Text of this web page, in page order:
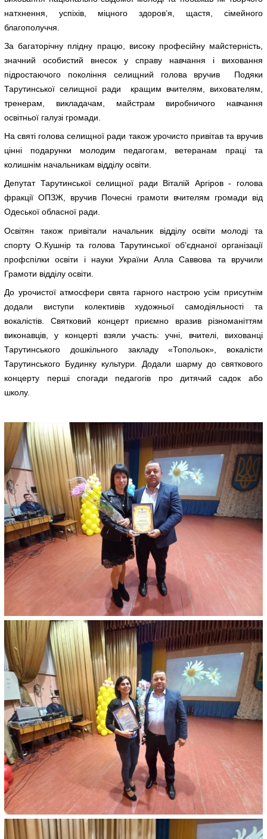
натхнення, успіхів, міцного здоров’я, щастя, сімейного
благополуччя.
За багаторічну плідну працю, високу професійну майстерність,
значний особистий внесок у справу навчання і виховання
підростаючого покоління селищний голова вручив Подяки
Тарутинської селищної ради кращим вчителям, вихователям,
тренерам, викладачам, майстрам виробничого навчання
освітньої галузі громади.
На святі голова селищної ради також урочисто привітав та вручив
цінні подарунки молодим педагогам, ветеранам праці та
колишнім начальникам відділу освіти.
Депутат Тарутинської селищної ради Віталій Аргіров - голова
фракції ОПЗЖ, вручив Почесні грамоти вчителям громади від
Одеської обласної ради.
Освітян також привітали начальник відділу освіти молоді та
спорту О.Кушнір та голова Тарутинської об’єднаної організації
профспілки освіти і науки України Алла Саввова та вручили
Грамоти відділу освіти.
До урочистої атмосфери свята гарного настрою усім присутнім
додали виступи колективів художньої самодіяльності та
вокалістів. Святковий концерт приємно вразив різноманіттям
виконавців, у концерті взяли участь: учні, вчителі, вихованці
Тарутинського дошкільного закладу «Топольок», вокалісти
Тарутинського Будинку культури. Додали шарму до святкового
концерту перші спогади педагогів про дитячий садок або
школу.